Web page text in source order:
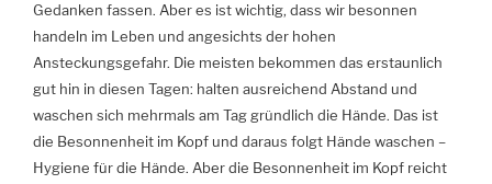
Gedanken fassen. Aber es ist wichtig, dass wir besonnen
handeln im Leben und angesichts der hohen
Ansteckungsgefahr. Die meisten bekommen das erstaunlich
gut hin in diesen Tagen: halten ausreichend Abstand und
waschen sich mehrmals am Tag gründlich die Hände. Das ist
die Besonnenheit im Kopf und daraus folgt Hände waschen –
Hygiene für die Hände. Aber die Besonnenheit im Kopf reicht